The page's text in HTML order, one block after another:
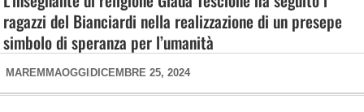
ragazzi del Bianciardi nella realizzazione di un presepe
simbolo di speranza per l’umanità
MAREMMAOGGI DICEMBRE 25, 2024